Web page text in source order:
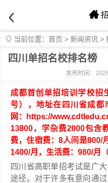
当前位置： 首页 > 新闻资讯 >
四川单招名校排名榜
发布时间：
成都首创单招培训学校招
号），地址在四川省成
网：https://
13800，学杂费2000包含
费，住宿费：8人间是800/
1400/月，生活费：980/月
四川省高职单招考试是广
途径。对于许多有意向通